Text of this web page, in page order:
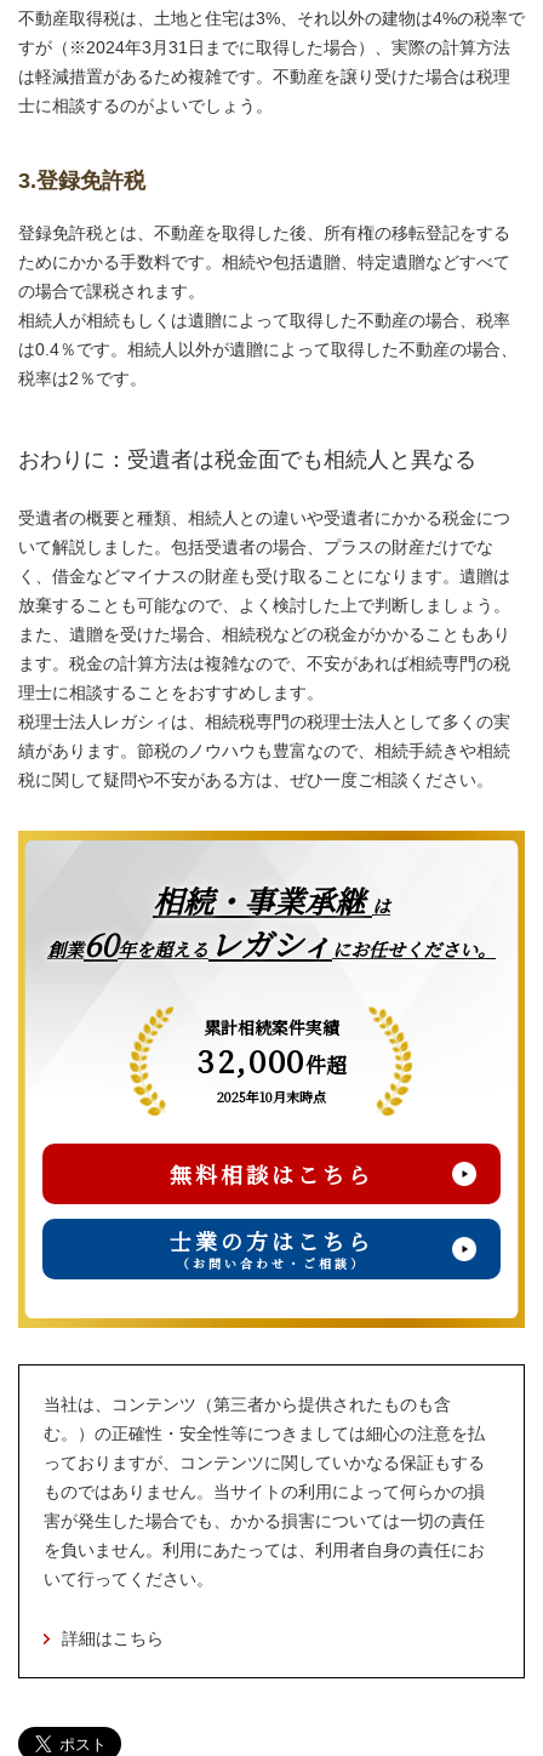
不動産取得税は、土地と住宅は3%、それ以外の建物は4%の税率で
すが（※2024年3月31日までに取得した場合）、実際の計算方法
は軽減措置があるため複雑です。不動産を譲り受けた場合は税理
士に相談するのがよいでしょう。
3.登録免許税
登録免許税とは、不動産を取得した後、所有権の移転登記をする
ためにかかる手数料です。相続や包括遺贈、特定遺贈などすべて
の場合で課税されます。
相続人が相続もしくは遺贈によって取得した不動産の場合、税率
は0.4％です。相続人以外が遺贈によって取得した不動産の場合、
税率は2％です。
おわりに：受遺者は税金面でも相続人と異なる
受遺者の概要と種類、相続人との違いや受遺者にかかる税金につ
いて解説しました。包括受遺者の場合、プラスの財産だけでな
く、借金などマイナスの財産も受け取ることになります。遺贈は
放棄することも可能なので、よく検討した上で判断しましょう。
また、遺贈を受けた場合、相続税などの税金がかかることもあり
ます。税金の計算方法は複雑なので、不安があれば相続専門の税
理士に相談することをおすすめします。
税理士法人レガシィは、相続税専門の税理士法人として多くの実
績があります。節税のノウハウも豊富なので、相続手続きや相続
税に関して疑問や不安がある方は、ぜひ一度ご相談ください。
相続・事業承継は
創業60年を超える レガシィ にお任せください。
累計相続案件実績
32,000件超
2025年10月末時点
無料相談はこちら
士業の方はこちら
（お問い合わせ・ご相談）
当社は、コンテンツ（第三者から提供されたものも含
む。）の正確性・安全性等につきましては細心の注意を払
っておりますが、コンテンツに関していかなる保証もする
ものではありません。当サイトの利用によって何らかの損
害が発生した場合でも、かかる損害については一切の責任
を負いません。利用にあたっては、利用者自身の責任にお
いて行ってください。
詳細はこちら